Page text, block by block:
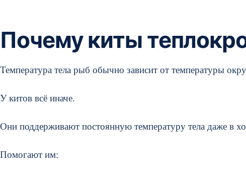
Почему киты
Температура тела рыб обычно зависит от температуры
У китов всё иначе.
Они поддерживают постоянную температуру тела даже в
Помогают им: